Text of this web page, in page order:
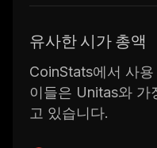
유사한 시가 총액
CoinStats에서 사
이들은 Unitas와 가
고 있습니다.